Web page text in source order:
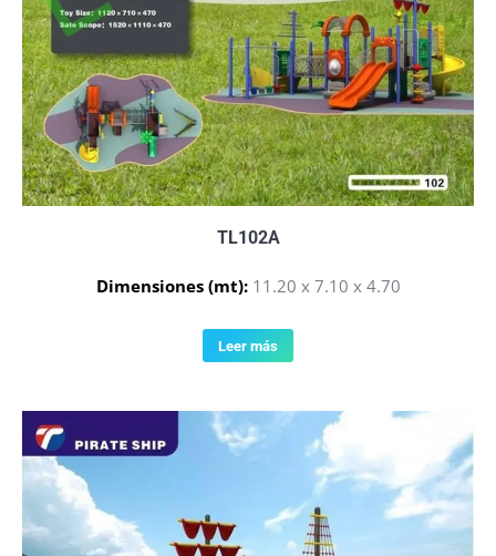
TL102A
Dimensiones (mt): 11.20 x 7.10 x 4.70
Leer más